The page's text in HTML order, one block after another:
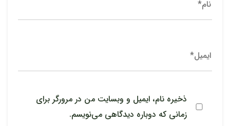
ذخیره نام، ایمیل و وبسایت من در مرورگر برای
زمانی که دوباره دیدگاهی می‌نویسم.